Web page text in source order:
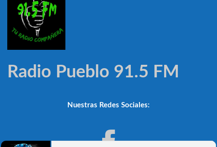
Radio Pueblo 91.5 FM
Nuestras Redes Sociales: